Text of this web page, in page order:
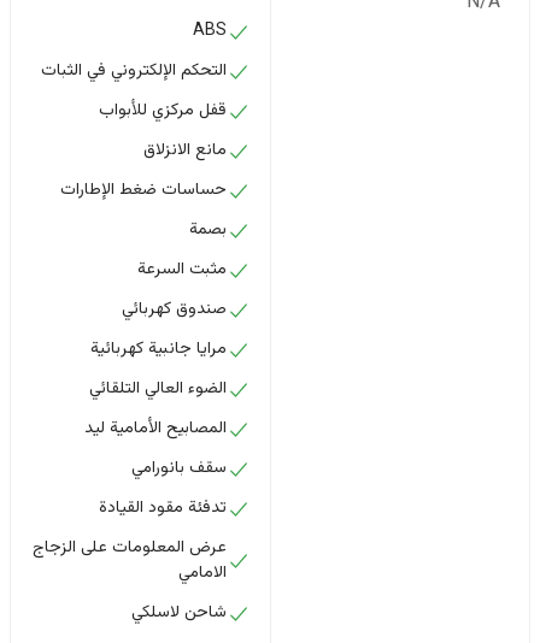
ABS
التحكم الإلكتروني في الثبات
قفل مركزي للأبواب
مانع الانزلاق
حساسات ضغط الإطارات
بصمة
مثبت السرعة
صندوق كهربائي
مرايا جانبية كهربائية
الضوء العالي التلقائي
المصابيح الأمامية ليد
سقف بانورامي
تدفئة مقود القيادة
عرض المعلومات على الزجاج
الامامي
شاحن لاسلكي